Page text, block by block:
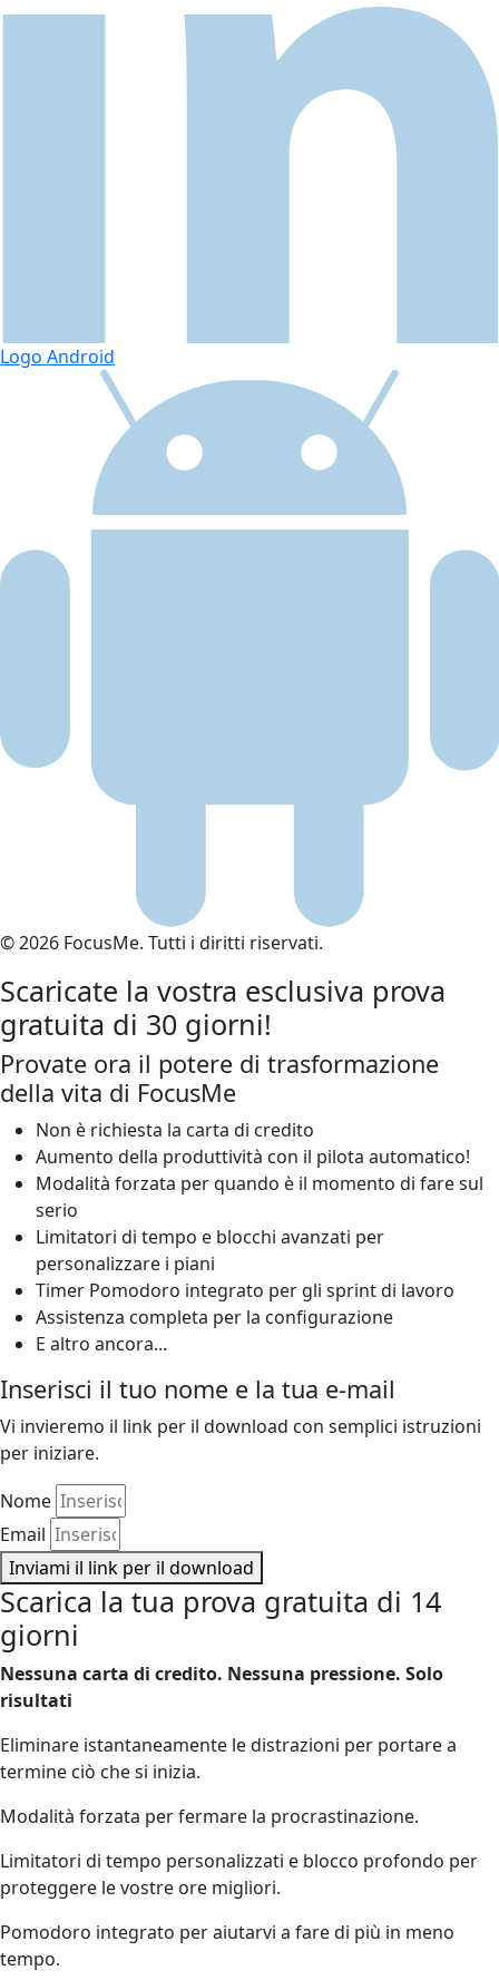
Logo Android
© 2026 FocusMe. Tutti i diritti riservati.
Scaricate la vostra esclusiva prova
gratuita di 30 giorni!
Provate ora il potere di trasformazione
della vita di FocusMe
Non è richiesta la carta di credito
Aumento della produttività con il pilota automatico!
Modalità forzata per quando è il momento di fare sul
serio
Limitatori di tempo e blocchi avanzati per
personalizzare i piani
Timer Pomodoro integrato per gli sprint di lavoro
Assistenza completa per la configurazione
E altro ancora...
Inserisci il tuo nome e la tua e-mail
Vi invieremo il link per il download con semplici istruzioni
per iniziare.
Nome
Email
Inviami il link per il download
Scarica la tua prova gratuita di 14
giorni
Nessuna carta di credito. Nessuna pressione. Solo
risultati
Eliminare istantaneamente le distrazioni per portare a
termine ciò che si inizia.
Modalità forzata per fermare la procrastinazione.
Limitatori di tempo personalizzati e blocco profondo per
proteggere le vostre ore migliori.
Pomodoro integrato per aiutarvi a fare di più in meno
tempo.